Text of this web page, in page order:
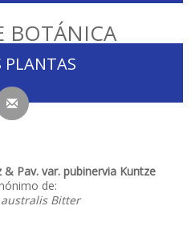
BOTÁNICA
PLANTAS
Pav. var. pubinervia Kuntze
de:
Bitter